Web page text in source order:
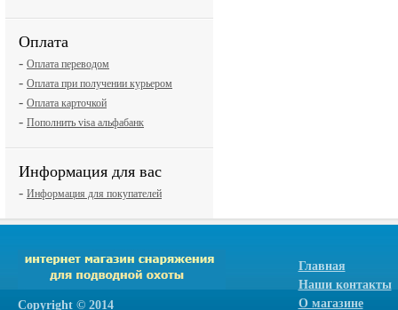
Оплата
- Оплата переводом
- Оплата при получении курьером
- Оплата карточкой
- Пополнить visa альфабанк
Информация для вас
- Информация для покупателей
Сopyright © 2014
Главная
Наши контакты
О магазине